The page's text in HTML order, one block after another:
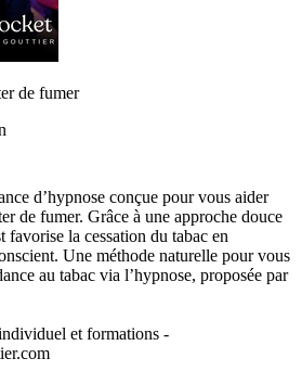
de fumer
d’hypnose conçue pour vous aider
de fumer. Grâce à une approche douce
favorise la cessation du tabac en
Une méthode naturelle pour vous
au tabac via l’hypnose, proposée par
et formations -